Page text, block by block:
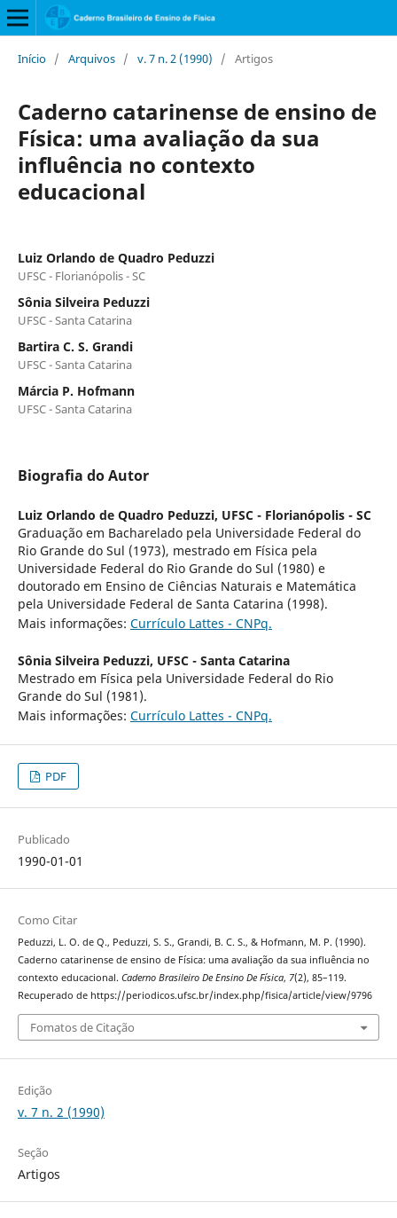
Início / Arquivos / v. 7 n. 2 (1990) / Artigos
Caderno catarinense de ensino de
Física: uma avaliação da sua
influência no contexto
educacional
Luiz Orlando de Quadro Peduzzi
UFSC - Florianópolis - SC
Sônia Silveira Peduzzi
UFSC - Santa Catarina
Bartira C. S. Grandi
UFSC - Santa Catarina
Márcia P. Hofmann
UFSC - Santa Catarina
Biografia do Autor
Luiz Orlando de Quadro Peduzzi, UFSC - Florianópolis - SC
Graduação em Bacharelado pela Universidade Federal do
Rio Grande do Sul (1973), mestrado em Física pela
Universidade Federal do Rio Grande do Sul (1980) e
doutorado em Ensino de Ciências Naturais e Matemática
pela Universidade Federal de Santa Catarina (1998).
Mais informações: Currículo Lattes - CNPq.
Sônia Silveira Peduzzi, UFSC - Santa Catarina
Mestrado em Física pela Universidade Federal do Rio
Grande do Sul (1981).
Mais informações: Currículo Lattes - CNPq.
PDF
Publicado
1990-01-01
Como Citar
Peduzzi, L. O. de Q., Peduzzi, S. S., Grandi, B. C. S., & Hofmann, M. P. (1990).
Caderno catarinense de ensino de Física: uma avaliação da sua influência no
contexto educacional. Caderno Brasileiro De Ensino De Física, 7(2), 85–119.
Recuperado de https://periodicos.ufsc.br/index.php/fisica/article/view/9796
Fomatos de Citação
Edição
v. 7 n. 2 (1990)
Seção
Artigos